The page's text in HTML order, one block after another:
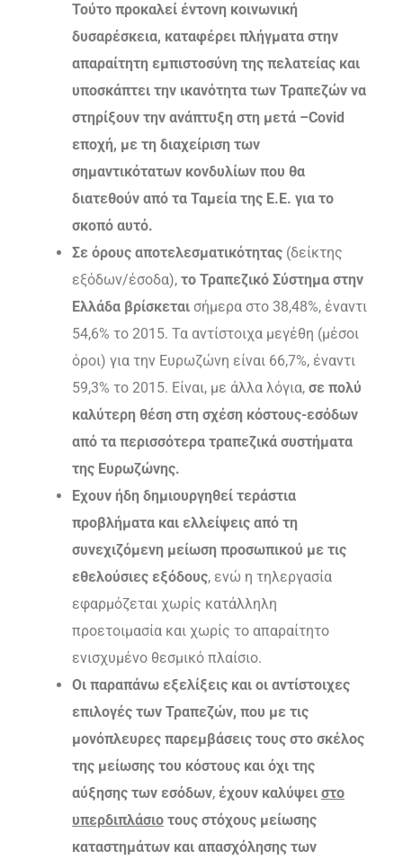
Τούτο προκαλεί έντονη κοινωνική
δυσαρέσκεια, καταφέρει πλήγματα στην
απαραίτητη εμπιστοσύνη της πελατείας και
υποσκάπτει την ικανότητα των Τραπεζών να
στηρίξουν την ανάπτυξη στη μετά –Covid
εποχή, με τη διαχείριση των
σημαντικότατων κονδυλίων που θα
διατεθούν από τα Ταμεία της Ε.Ε. για το
σκοπό αυτό.
Σε όρους αποτελεσματικότητας (δείκτης
εξόδων/έσοδα), το Τραπεζικό Σύστημα στην
Ελλάδα βρίσκεται σήμερα στο 38,48%, έναντι
54,6% το 2015. Τα αντίστοιχα μεγέθη (μέσοι
όροι) για την Ευρωζώνη είναι 66,7%, έναντι
59,3% το 2015. Είναι, με άλλα λόγια, σε πολύ
καλύτερη θέση στη σχέση κόστους-εσόδων
από τα περισσότερα τραπεζικά συστήματα
της Ευρωζώνης.
Εχουν ήδη δημιουργηθεί τεράστια
προβλήματα και ελλείψεις από τη
συνεχιζόμενη μείωση προσωπικού με τις
εθελούσιες εξόδους, ενώ η τηλεργασία
εφαρμόζεται χωρίς κατάλληλη
προετοιμασία και χωρίς το απαραίτητο
ενισχυμένο θεσμικό πλαίσιο.
Οι παραπάνω εξελίξεις και οι αντίστοιχες
επιλογές των Τραπεζών, που με τις
μονόπλευρες παρεμβάσεις τους στο σκέλος
της μείωσης του κόστους και όχι της
αύξησης των εσόδων, έχουν καλύψει στο
υπερδιπλάσιο τους στόχους μείωσης
καταστημάτων και απασχόλησης των